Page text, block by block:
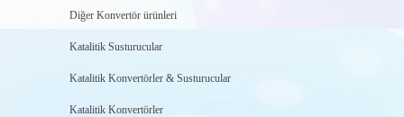
Diğer Konvertör ürünleri
Katalitik Susturucular
Katalitik Konvertörler & Susturucular
Katalitik Konvertörler